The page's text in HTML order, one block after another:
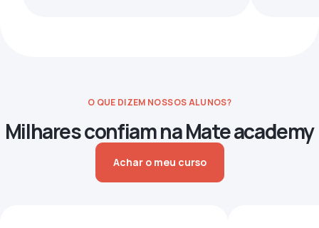
O QUE DIZEM NOSSOS ALUNOS?
Milhares confiam na Mate academy
Achar o meu curso